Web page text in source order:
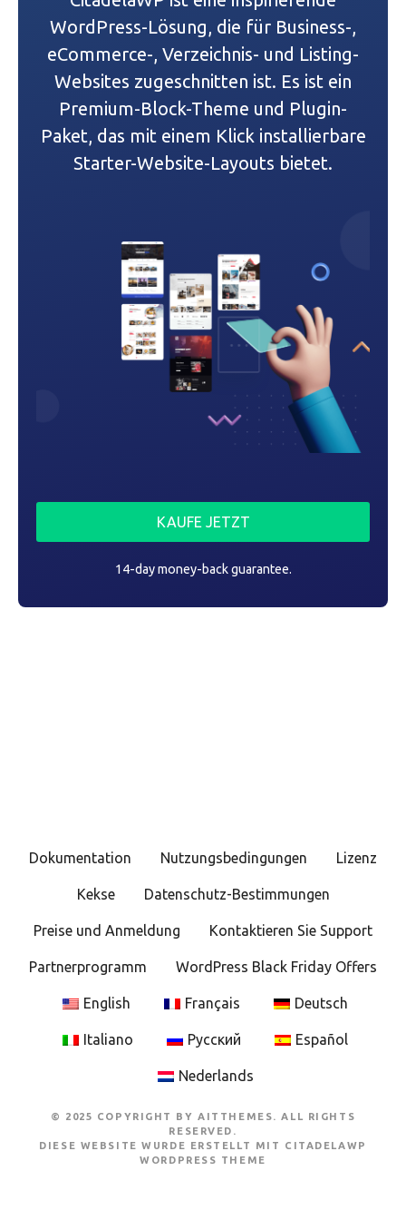
WordPress-Lösung, die für Business-,
eCommerce-, Verzeichnis- und Listing-
Websites zugeschnitten ist. Es ist ein
Premium-Block-Theme und Plugin-
Paket, das mit einem Klick installierbare
Starter-Website-Layouts bietet.
KAUFE JETZT
14-day money-back guarantee.
Dokumentation Nutzungsbedingungen Lizenz
Kekse Datenschutz-Bestimmungen
Preise und Anmeldung Kontaktieren Sie Support
Partnerprogramm WordPress Black Friday Offers
English Français Deutsch
Italiano Русский Español
Nederlands
© 2025 COPYRIGHT BY AITTHEMES. ALL RIGHTS
RESERVED.
DIESE WEBSITE WURDE ERSTELLT MIT CITADELAWP
WORDPRESS THEME